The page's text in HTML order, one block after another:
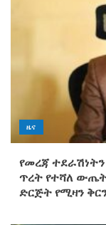
ዜና
የመረጃ
ጥረት የተሻለ
ድርጅት የሚዛን